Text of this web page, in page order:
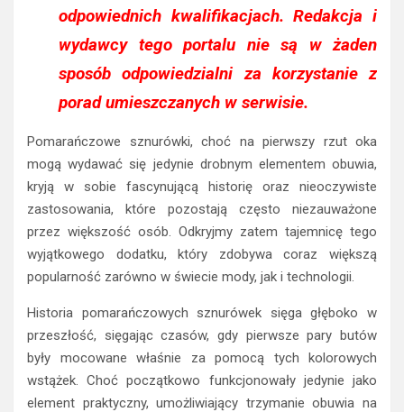
odpowiednich kwalifikacjach. Redakcja i
wydawcy tego portalu nie są w żaden
sposób odpowiedzialni za korzystanie z
porad umieszczanych w serwisie.
Pomarańczowe sznurówki, choć na pierwszy rzut oka
mogą wydawać się jedynie drobnym elementem obuwia,
kryją w sobie fascynującą historię oraz nieoczywiste
zastosowania, które pozostają często niezauważone
przez większość osób. Odkryjmy zatem tajemnicę tego
wyjątkowego dodatku, który zdobywa coraz większą
popularność zarówno w świecie mody, jak i technologii.
Historia pomarańczowych sznurówek sięga głęboko w
przeszłość, sięgając czasów, gdy pierwsze pary butów
były mocowane właśnie za pomocą tych kolorowych
wstążek. Choć początkowo funkcjonowały jedynie jako
element praktyczny, umożliwiający trzymanie obuwia na